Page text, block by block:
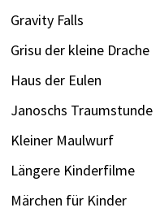
Gravity Falls
Grisu der kleine Drache
Haus der Eulen
Janoschs Traumstunde
Kleiner Maulwurf
Längere Kinderfilme
Märchen für Kinder